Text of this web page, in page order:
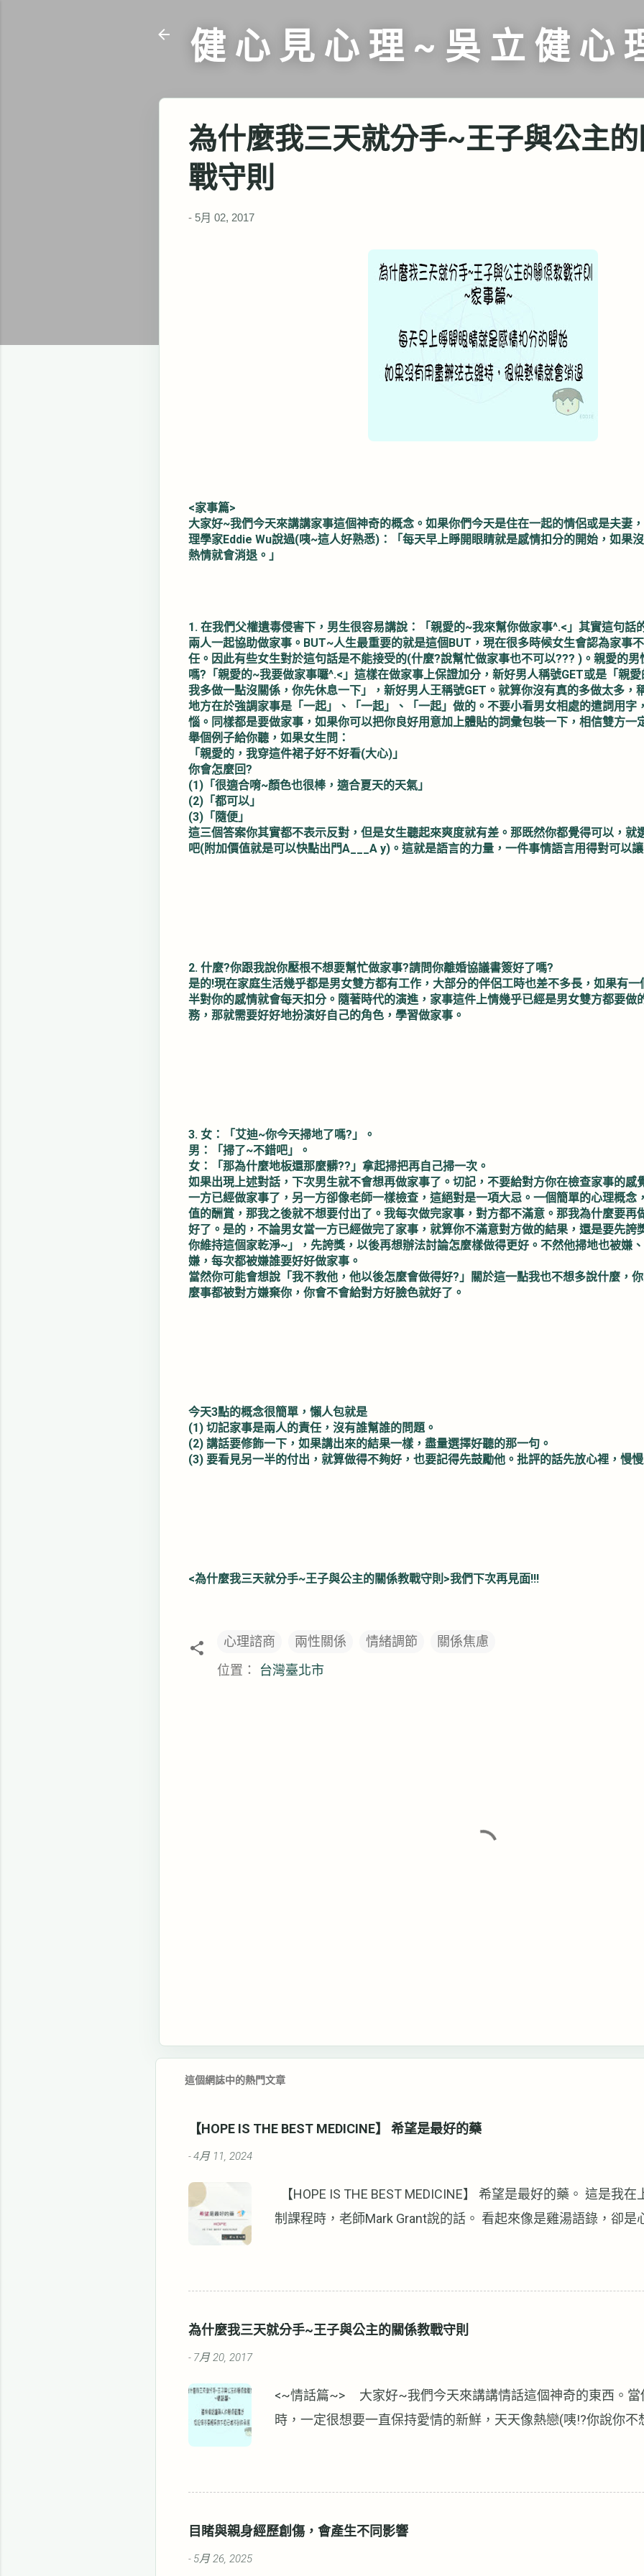
健 心 見 心 理 ~ 吳 立 健 心
為什麼我三天就分手~王子與公主
戰守則
- 5月 02, 2017
<家事篇>
大家好~我們今天來講講家事這個神奇的概念。如果你們今天是住在一起的情侶或是夫妻
理學家Eddie Wu說過(咦~這人好熟悉)：「每天早上睜開眼睛就是感情扣分的開始，如果
熱情就會消退。」
1. 在我們父權遺毒侵害下，男生很容易講說：「親愛的~我來幫你做家事^.<」其實這句話
兩人一起協助做家事。BUT~人生最重要的就是這個BUT，現在很多時候女生會認為家事
任。因此有些女生對於這句話是不能接受的(什麼?說幫忙做家事也不可以??? )。親愛的
嗎?「親愛的~我要做家事囉^.<」這樣在做家事上保證加分，新好男人稱號GET或是「親
我多做一點沒關係，你先休息一下」，新好男人王稱號GET。就算你沒有真的多做太多，
地方在於強調家事是「一起」、「一起」、「一起」做的。不要小看男女相處的遣詞用字
惱。同樣都是要做家事，如果你可以把你良好用意加上體貼的詞彙包裝一下，相信雙方一
舉個例子給你聽，如果女生問：
「親愛的，我穿這件裙子好不好看(大心)」
你會怎麼回?
(1)「很適合唷~顏色也很棒，適合夏天的天氣」
(2)「都可以」
(3)「隨便」
這三個答案你其實都不表示反對，但是女生聽起來爽度就有差。那既然你都覺得可以，就
吧(附加價值就是可以快點出門A___A y)。這就是語言的力量，一件事情語言用得對可以
2. 什麼?你跟我說你壓根不想要幫忙做家事?請問你離婚協議書簽好了嗎?
是的!現在家庭生活幾乎都是男女雙方都有工作，大部分的伴侶工時也差不多長，如果有
半對你的感情就會每天扣分。隨著時代的演進，家事這件上情幾乎已經是男女雙方都要做
務，那就需要好好地扮演好自己的角色，學習做家事。
3. 女：「艾迪~你今天掃地了嗎?」。
男：「掃了~不錯吧」。
女：「那為什麼地板還那麼髒??」拿起掃把再自己掃一次。
如果出現上述對話，下次男生就不會想再做家事了。切記，不要給對方你在檢查家事的感
一方已經做家事了，另一方卻像老師一樣檢查，這絕對是一項大忌。一個簡單的心理概念
值的酬賞，那我之後就不想要付出了。我每次做完家事，對方都不滿意。那我為什麼要再
好了。是的，不論男女當一方已經做完了家事，就算你不滿意對方做的結果，還是要先誇
你維持這個家乾淨~」，先誇獎，以後再想辦法討論怎麼樣做得更好。不然他掃地也被嫌
嫌，每次都被嫌誰要好好做家事。
當然你可能會想說「我不教他，他以後怎麼會做得好?」關於這一點我也不想多說什麼，
麼事都被對方嫌棄你，你會不會給對方好臉色就好了。
今天3點的概念很簡單，懶人包就是
(1) 切記家事是兩人的責任，沒有誰幫誰的問題。
(2) 講話要修飾一下，如果講出來的結果一樣，盡量選擇好聽的那一句。
(3) 要看見另一半的付出，就算做得不夠好，也要記得先鼓勵他。批評的話先放心裡，慢
<為什麼我三天就分手~王子與公主的關係教戰守則>我們下次再見面!!!
心理諮商 兩性關係 情緒調節
關係焦慮
位置： 台灣臺北市
這個網誌中的熱門文章
【HOPE IS THE BEST MEDICINE】 希望是最好的藥
-4月 11, 2024
【HOPE IS THE BEST MEDICINE】 希望是最好的藥。 這是我
制課程時，老師Mark Grant說的話。 看起來像是雞湯語錄，卻是
無獨有偶，【心靈的傷，身體會記住】作者Bessel van der Kolk
你認為它永遠不會結束，事情就會變得難以忍受。 如果我們認
結束了但他們沒有意識到。 諮商將難以有效果。 諮商工作很重
事情會結束的希望。 如果事情重覆發生，我們需要辨識至少此
為什麼我三天就分手~王子與公主的關係教戰守則
- 7月 20, 2017
<~情話篇~> 大家好~我們今天來講講情話這個神奇的東西。當
時，一定很想要一直保持愛情的新鮮，天天像熱戀(咦!?你說你
吧。心理學家Eddie Wu說過：「每天早上睜開眼睛就是感情扣
浮誇，但是傳遞出一個重要的概念，語言用得好、感情不會跑。
目睹與親身經歷創傷，會產生不同影響
- 5月 26, 2025